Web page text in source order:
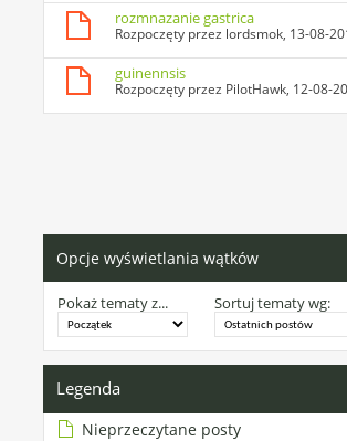
rozmnazanie gastrica
Rozpoczęty przez lordsmok, 13-08-
guinennsis
Rozpoczęty przez PilotHawk, 12-08-
Opcje wyświetlania wątków
Pokaż tematy z... Sortuj tematy wg:
Legenda
Nieprzeczytane posty